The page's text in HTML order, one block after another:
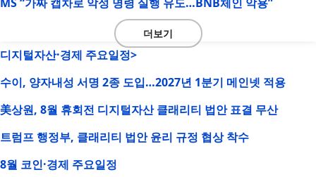
더보기
디지털자산·경제 주요일정>
수이, 양자내성 서명 2종 도입…2027년 1분기 메인넷 적용
美상원, 8월 휴회전 디지털자산 클래리티 법안 표결 무산
트럼프 행정부, 클래리티 법안 윤리 규정 협상 착수
8월 코인·경제 주요일정